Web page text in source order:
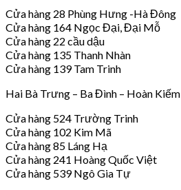
Cửa hàng 28 Phùng Hưng -Hà Đông
Cửa hàng 164 Ngọc Đại, Đại Mỗ
Cửa hàng 22 cầu dậu
Cửa hàng 135 Thanh Nhàn
Cửa hàng 139 Tam Trinh
Hai Bà Trưng – Ba Đình – Hoàn Kiếm
Cửa hàng 524 Trường Trinh
Cửa hàng 102 Kim Mã
Cửa hàng 85 Láng Hạ
Cửa hàng 241 Hoàng Quốc Việt
Cửa hàng 539 Ngô Gia Tự